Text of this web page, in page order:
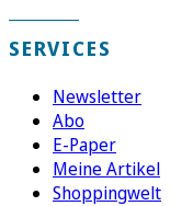
SERVICES
Newsletter
Abo
E-Paper
Meine Artikel
Shoppingwelt